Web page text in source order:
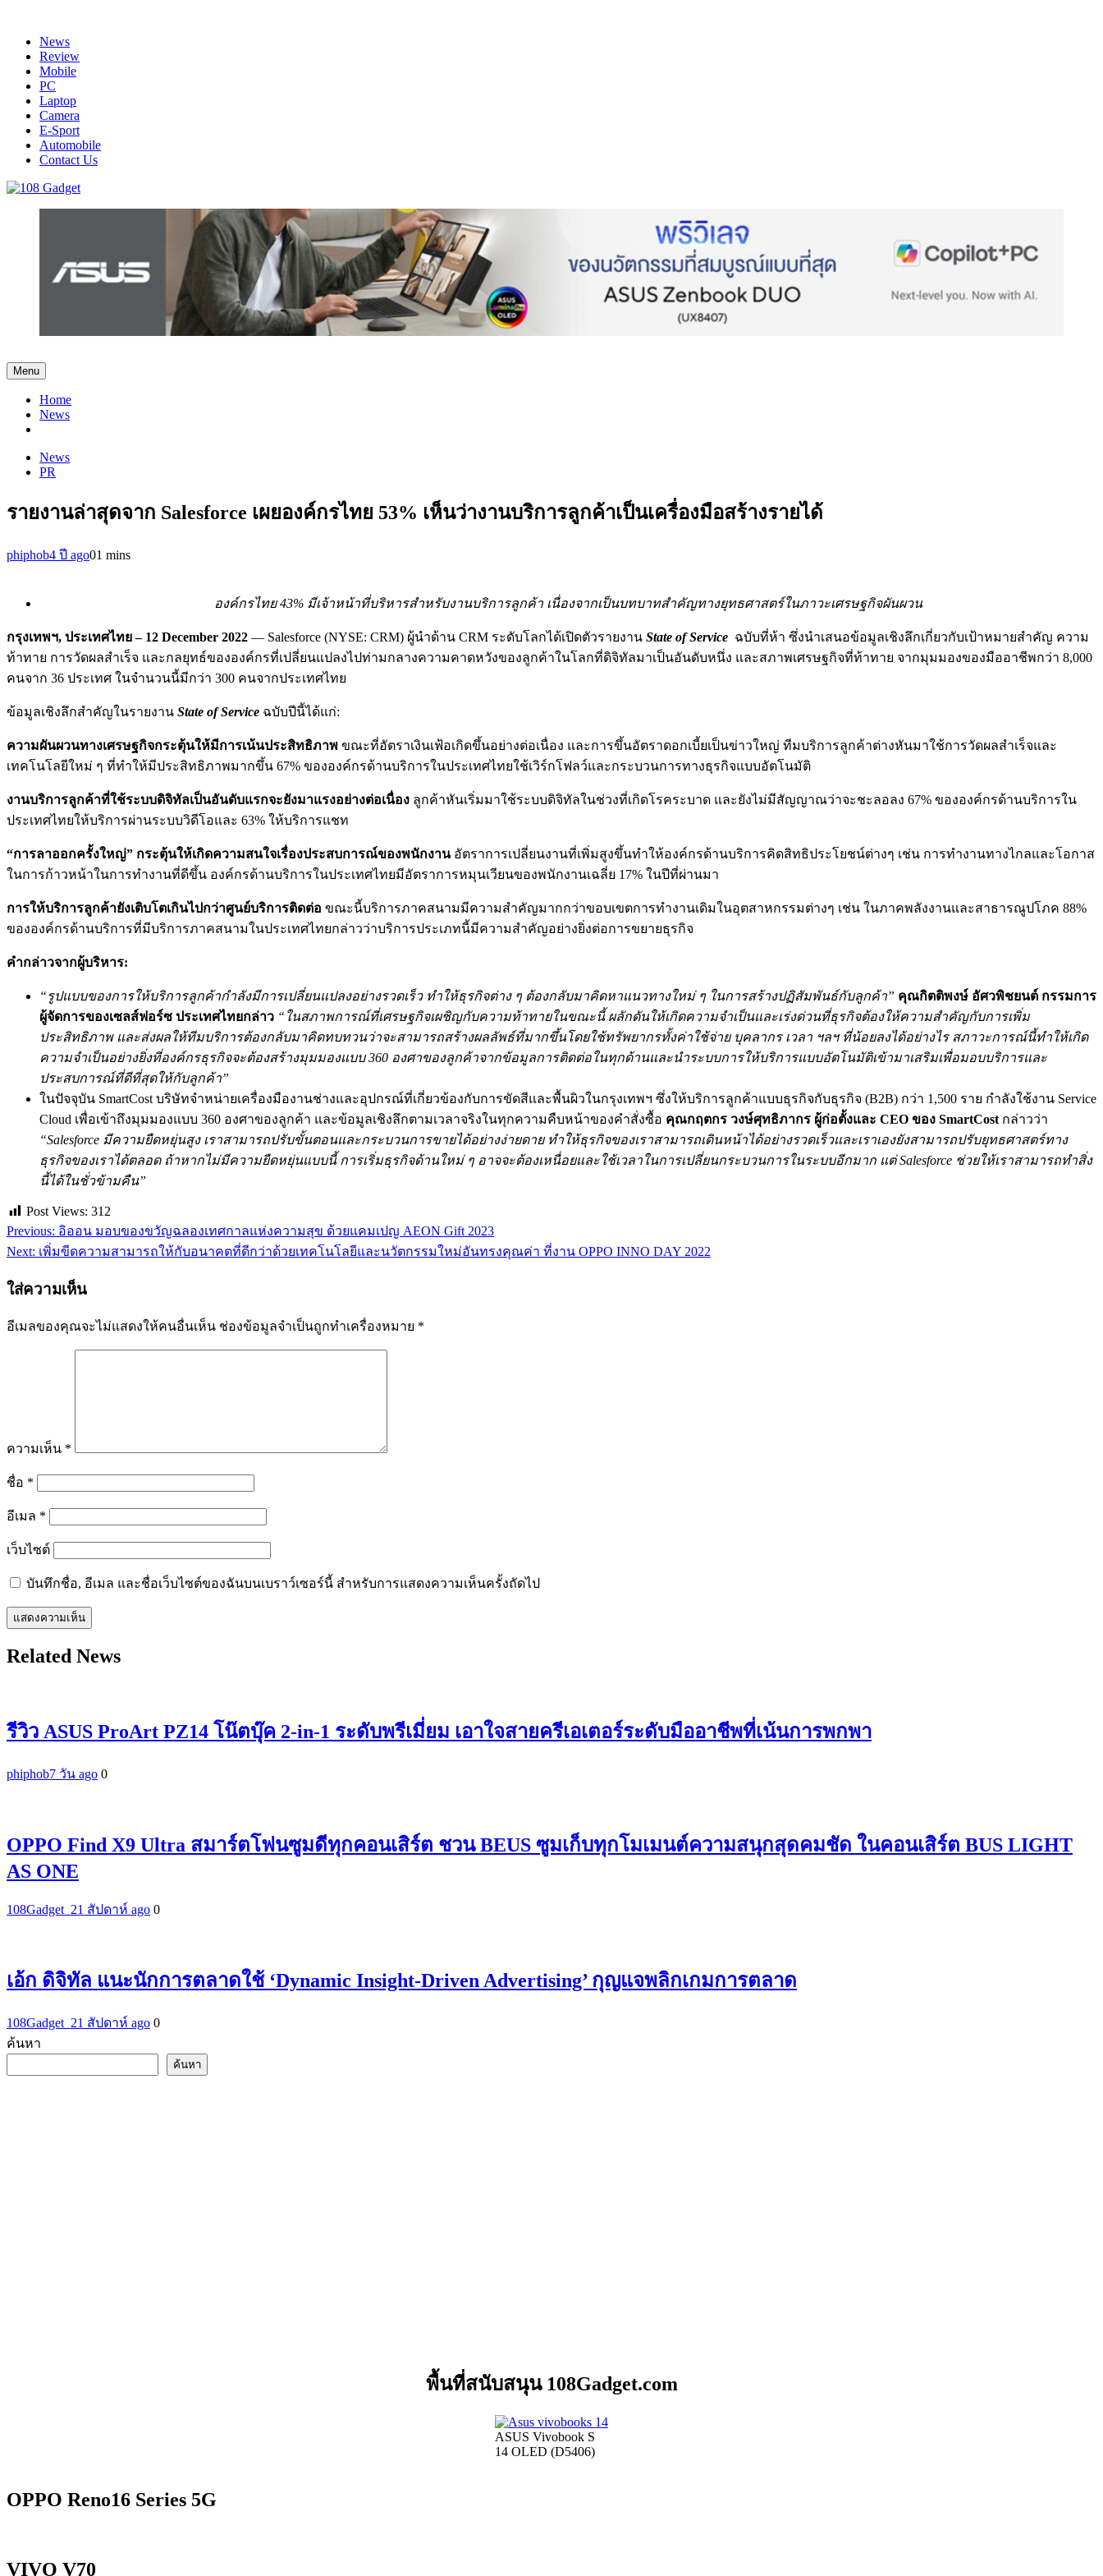
contentNews
Review
Mobile
PC
Laptop
Camera
E-Sport
Automobile
Contact Us
รวบรวมเรื่องราว Gadget IT ,Laptop, Smartphone , ยานยนต์
Menu
Home
News
News
PR
รายงานล่าสุดจาก Salesforce เผยองค์กรไทย 53% เห็นว่างานบริการลูกค้าเป็นเครื่องมือสร้างรายได้
phiphob4 ปี ago01 mins
องค์กรไทย43% มีเจ้าหน้าที่บริหารสำหรับงานบริการลูกค้า เนื่องจากเป็นบทบาทสำคัญทางยุทธศาสตร์ในภาวะเศรษฐกิจผันผวน
กรุงเทพฯ, ประเทศไทย – 12 December 2022 — Salesforce (NYSE: CRM) ผู้นำด้าน CRM ระดับโลกได้เปิดตัวรายงาน State of Service ฉบับที่ห้า ซึ่งนำเสนอข้อมูลเชิงลึกเกี่ยวกับเป้าหมายสำคัญ ความ
ท้าทาย การวัดผลสำเร็จ และกลยุทธ์ขององค์กรที่เปลี่ยนแปลงไปท่ามกลางความคาดหวังของลูกค้าในโลกที่ดิจิทัลมาเป็นอันดับหนึ่ง และสภาพเศรษฐกิจที่ท้าทาย จากมุมมองของมืออาชีพกว่า 8,000
คนจาก 36 ประเทศ ในจำนวนนี้มีกว่า 300 คนจากประเทศไทย
ข้อมูลเชิงลึกสำคัญในรายงาน State of Service ฉบับปีนี้ได้แก่:
ความผันผวนทางเศรษฐกิจกระตุ้นให้มีการเน้นประสิทธิภาพ ขณะที่อัตราเงินเฟ้อเกิดขึ้นอย่างต่อเนื่อง และการขึ้นอัตราดอกเบี้ยเป็นข่าวใหญ่ ทีมบริการลูกค้าต่างหันมาใช้การวัดผลสำเร็จและ
เทคโนโลยีใหม่ ๆ ที่ทำให้มีประสิทธิภาพมากขึ้น 67% ขององค์กรด้านบริการในประเทศไทยใช้เวิร์กโฟลว์และกระบวนการทางธุรกิจแบบอัตโนมัติ
งานบริการลูกค้าที่ใช้ระบบดิจิทัลเป็นอันดับแรกจะยังมาแรงอย่างต่อเนื่อง ลูกค้าหันเริ่มมาใช้ระบบดิจิทัลในช่วงที่เกิดโรคระบาด และยังไม่มีสัญญาณว่าจะชะลอลง 67% ขององค์กรด้านบริการใน
ประเทศไทยให้บริการผ่านระบบวิดีโอและ 63% ให้บริการแชท
“การลาออกครั้งใหญ่” กระตุ้นให้เกิดความสนใจเรื่องประสบการณ์ของพนักงานอัตราการเปลี่ยนงานที่เพิ่มสูงขึ้นทำให้องค์กรด้านบริการคิดสิทธิประโยชน์ต่างๆ เช่น การทำงานทางไกลและโอกาส
ในการก้าวหน้าในการทำงานที่ดีขึ้น องค์กรด้านบริการในประเทศไทยมีอัตราการหมุนเวียนของพนักงานเฉลี่ย 17% ในปีที่ผ่านมา
การให้บริการลูกค้ายังเติบโตเกินไปกว่าศูนย์บริการติดต่อ ขณะนี้บริการภาคสนามมีความสำคัญมากกว่าขอบเขตการทำงานเดิมในอุตสาหกรรมต่างๆ เช่น ในภาคพลังงานและสาธารณูปโภค 88%
ขององค์กรด้านบริการที่มีบริการภาคสนามในประเทศไทยกล่าวว่าบริการประเภทนี้มีความสำคัญอย่างยิ่งต่อการขยายธุรกิจ
คำกล่าวจากผู้บริหาร:
“รูปแบบของการให้บริการลูกค้ากำลังมีการเปลี่ยนแปลงอย่างรวดเร็ว ทำให้ธุรกิจต่าง ๆ ต้องกลับมาคิดหาแนวทางใหม่ ๆ ในการสร้างปฏิสัมพันธ์กับลูกค้า” คุณกิตติพงษ์ อัศวพิชยนต์ กรรมการ
ผู้จัดการของเซลส์ฟอร์ซ ประเทศไทยกล่าว “ในสภาพการณ์ที่เศรษฐกิจเผชิญกับความท้าทายในขณะนี้ ผลักดันให้เกิดความจำเป็นและเร่งด่วนที่ธุรกิจต้องให้ความสำคัญกับการเพิ่ม
ประสิทธิภาพ และส่งผลให้ทีมบริการต้องกลับมาคิดทบทวนว่าจะสามารถสร้างผลลัพธ์ที่มากขึ้นโดยใช้ทรัพยากรทั้งค่าใช้จ่าย บุคลากร เวลา ฯลฯ ที่น้อยลงได้อย่างไร สภาวะการณ์นี้ทำให้เกิด
ความจำเป็นอย่างยิ่งที่องค์กรธุรกิจจะต้องสร้างมุมมองแบบ 360 องศาของลูกค้าจากข้อมูลการติดต่อในทุกด้านและนำระบบการให้บริการแบบอัตโนมัติเข้ามาเสริมเพื่อมอบบริการและ
ประสบการณ์ที่ดีที่สุดให้กับลูกค้า”
ในปัจจุบัน SmartCost บริษัทจำหน่ายเครื่องมืองานช่างและอุปกรณ์ที่เกี่ยวข้องกับการขัดสีและพื้นผิวในกรุงเทพฯ ซึ่งให้บริการลูกค้าแบบธุรกิจกับธุรกิจ (B2B) กว่า 1,500 ราย กำลังใช้งาน Service
Cloud เพื่อเข้าถึงมุมมองแบบ 360 องศาของลูกค้า และข้อมูลเชิงลึกตามเวลาจริงในทุกความคืบหน้าของคำสั่งซื้อ คุณกฤตกร วงษ์ศุทธิภากร ผู้ก่อตั้งและ CEO ของ SmartCost กล่าวว่า
“Salesforce มีความยืดหยุ่นสูง เราสามารถปรับขั้นตอนและกระบวนการขายได้อย่างง่ายดาย ทำให้ธุรกิจของเราสามารถเดินหน้าได้อย่างรวดเร็วและเราเองยังสามารถปรับยุทธศาสตร์ทาง
ธุรกิจของเราได้ตลอด ถ้าหากไม่มีความยืดหยุ่นแบบนี้ การเริ่มธุรกิจด้านใหม่ ๆ อาจจะต้องเหนื่อยและใช้เวลาในการเปลี่ยนกระบวนการในระบบอีกมาก แต่Salesforce ช่วยให้เราสามารถทำสิ่ง
นี้ได้ในชั่วข้ามคืน”
Post Views: 312
แนะแนว
Previous: อิออน มอบของขวัญฉลองเทศกาลแห่งความสุข ด้วยแคมเปญ AEON Gift 2023
Next: เพิ่มขีดความสามารถให้กับอนาคตที่ดีกว่าด้วยเทคโนโลยีและนวัตกรรมใหม่อันทรงคุณค่า ที่งาน OPPO INNO DAY 2022
ใส่ความเห็น
อีเมลของคุณจะไม่แสดงให้คนอื่นเห็น ช่องข้อมูลจำเป็นถูกทำเครื่องหมาย *
ความเห็น *
ชื่อ *
อีเมล *
เว็บไซต์
บันทึกชื่อ, อีเมล และชื่อเว็บไซต์ของฉันบนเบราว์เซอร์นี้ สำหรับการแสดงความเห็นครั้งถัดไป
Related News
รีวิว ASUS ProArt PZ14 โน๊ตบุ๊ค 2-in-1 ระดับพรีเมี่ยม เอาใจสายครีเอเตอร์ระดับมืออาชีพที่เน้นการพกพา
phiphob7 วัน ago 0
OPPO Find X9 Ultra สมาร์ตโฟนซูมดีทุกคอนเสิร์ต ชวน BEUS ซูมเก็บทุกโมเมนต์ความสนุกสุดคมชัด ในคอนเสิร์ต BUS LIGHT
AS ONE
108Gadget_21 สัปดาห์ ago 0
เอ้ก ดิจิทัล แนะนักการตลาดใช้ ‘Dynamic Insight-Driven Advertising’ กุญแจพลิกเกมการตลาด
108Gadget_21 สัปดาห์ ago 0
ค้นหา
ค้นหา
พื้นที่สนับสนุน 108Gadget.com
ASUS Vivobook S
14 OLED (D5406)
OPPO Reno16 Series 5G
VIVO V70